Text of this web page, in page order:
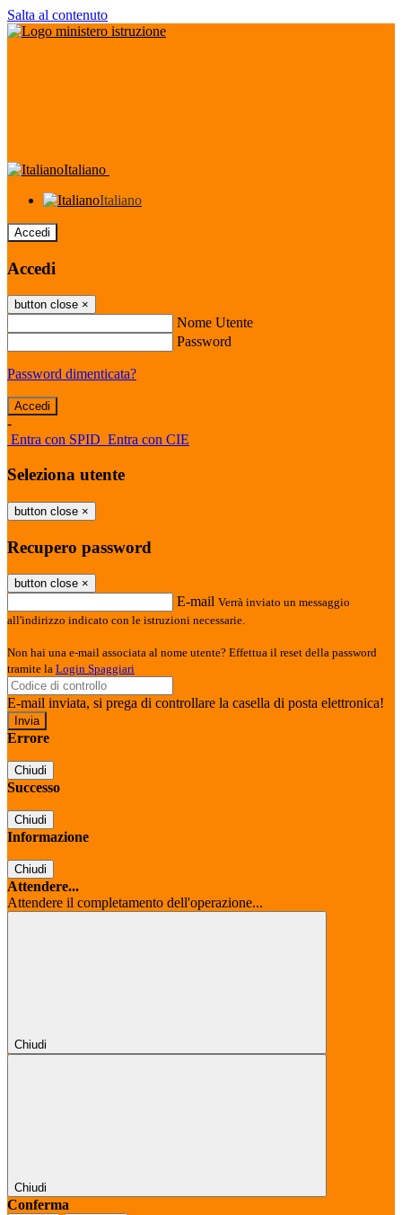
Salta al contenuto
Italiano
Italiano
Accedi
Accedi
button close ×
Nome Utente
Password
Password dimenticata?
-
Entra con SPID Entra con CIE
Seleziona utente
button close ×
Recupero password
button close ×
E-mail Verrà inviato un messaggio
all'indirizzo indicato con le istruzioni necessarie.
Non hai una e-mail associata al nome utente? Effettua il reset della password
tramite la Login Spaggiari
E-mail inviata, si prega di controllare la casella di posta elettronica!
Errore
Chiudi
Successo
Chiudi
Informazione
Chiudi
Attendere...
Attendere il completamento dell'operazione...
Chiudi
Chiudi
Conferma